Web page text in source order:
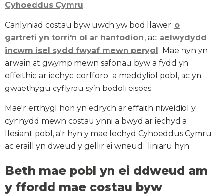
Cyhoeddus Cymru .
Canlyniad costau byw uwch yw bod llawer o
gartrefi yn torri'n ôl ar hanfodion , ac aelwydydd
incwm isel sydd fwyaf mewn perygl . Mae hyn yn
arwain at gwymp mewn safonau byw a fydd yn
effeithio ar iechyd corfforol a meddyliol pobl, ac yn
gwaethygu cyflyrau sy’n bodoli eisoes.
Mae'r erthygl hon yn edrych ar effaith niweidiol y
cynnydd mewn costau ynni a bwyd ar iechyd a
llesiant pobl, a'r hyn y mae Iechyd Cyhoeddus Cymru
ac eraill yn dweud y gellir ei wneud i liniaru hyn.
Beth mae pobl yn ei ddweud am
y ffordd mae costau byw